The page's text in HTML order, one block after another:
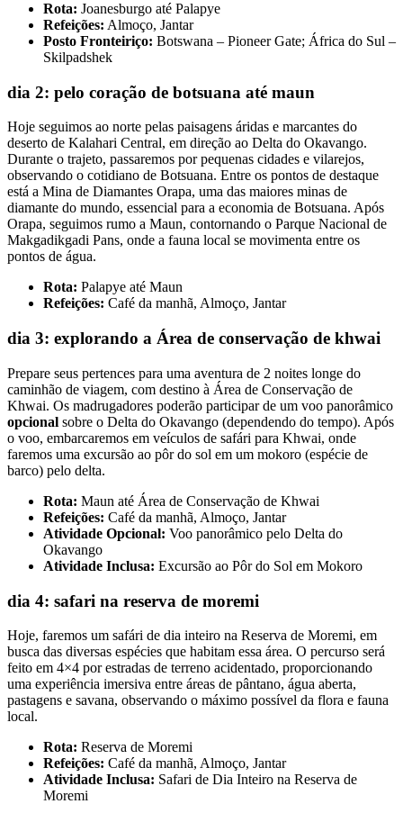
Rota: Joanesburgo até Palapye
Refeições: Almoço, Jantar
Posto Fronteiriço: Botswana – Pioneer Gate; África do Sul –
Skilpadshek
dia 2: pelo coração de botsuana até maun
Hoje seguimos ao norte pelas paisagens áridas e marcantes do
deserto de Kalahari Central, em direção ao Delta do Okavango.
Durante o trajeto, passaremos por pequenas cidades e vilarejos,
observando o cotidiano de Botsuana. Entre os pontos de destaque
está a Mina de Diamantes Orapa, uma das maiores minas de
diamante do mundo, essencial para a economia de Botsuana. Após
Orapa, seguimos rumo a Maun, contornando o Parque Nacional de
Makgadikgadi Pans, onde a fauna local se movimenta entre os
pontos de água.
Rota: Palapye até Maun
Refeições: Café da manhã, Almoço, Jantar
dia 3: explorando a Área de conservação de khwai
Prepare seus pertences para uma aventura de 2 noites longe do
caminhão de viagem, com destino à Área de Conservação de
Khwai. Os madrugadores poderão participar de um voo panorâmico
opcional sobre o Delta do Okavango (dependendo do tempo). Após
o voo, embarcaremos em veículos de safári para Khwai, onde
faremos uma excursão ao pôr do sol em um mokoro (espécie de
barco) pelo delta.
Rota: Maun até Área de Conservação de Khwai
Refeições: Café da manhã, Almoço, Jantar
Atividade Opcional: Voo panorâmico pelo Delta do
Okavango
Atividade Inclusa: Excursão ao Pôr do Sol em Mokoro
dia 4: safari na reserva de moremi
Hoje, faremos um safári de dia inteiro na Reserva de Moremi, em
busca das diversas espécies que habitam essa área. O percurso será
feito em 4×4 por estradas de terreno acidentado, proporcionando
uma experiência imersiva entre áreas de pântano, água aberta,
pastagens e savana, observando o máximo possível da flora e fauna
local.
Rota: Reserva de Moremi
Refeições: Café da manhã, Almoço, Jantar
Atividade Inclusa: Safari de Dia Inteiro na Reserva de
Moremi